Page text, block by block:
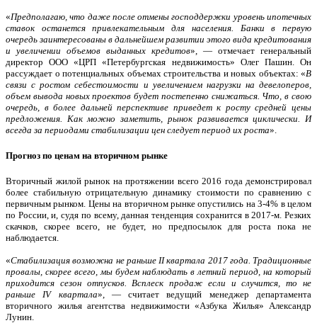
«Предполагаю, что даже после отмены господдержки уровень ипотечных
ставок останется привлекательным для населения. Банки в первую
очередь заинтересованы в дальнейшем развитии этого вида кредитования
и увеличении объемов выданных кредитов», — отмечает генеральный
директор ООО «ЦРП «Петербургская недвижимость» Олег Пашин. Он
рассуждает о потенциальных объемах строительства и новых объектах: «В
связи с ростом себестоимости и увеличением нагрузки на девелоперов,
объем вывода новых проектов будет постепенно снижаться. Что, в свою
очередь, в более дальней перспективе приведет к росту средней цены
предложения. Как можно заметить, рынок развивается циклически. И
всегда за периодами стабилизации цен следует период их роста».
Прогноз по ценам на вторичном рынке
Вторичный жилой рынок на протяжении всего 2016 года демонстрировал
более стабильную отрицательную динамику стоимости по сравнению с
первичным рынком. Цены на вторичном рынке опустились на 3-4% в целом
по России, и, судя по всему, данная тенденция сохранится в 2017-м. Резких
скачков, скорее всего, не будет, но предпосылок для роста пока не
наблюдается.
«Стабилизация возможна не раньше II квартала 2017 года. Традиционные
провалы, скорее всего, мы будем наблюдать в летний период, на который
приходится сезон отпусков. Всплеск продаж если и случится, то не
раньше IV квартала», — считает ведущий менеджер департамента
вторичного жилья агентства недвижимости «Азбука Жилья» Александр
Лунин.